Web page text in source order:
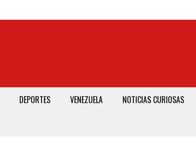
DEPORTES VENEZUELA NOTICIAS CURIOSAS